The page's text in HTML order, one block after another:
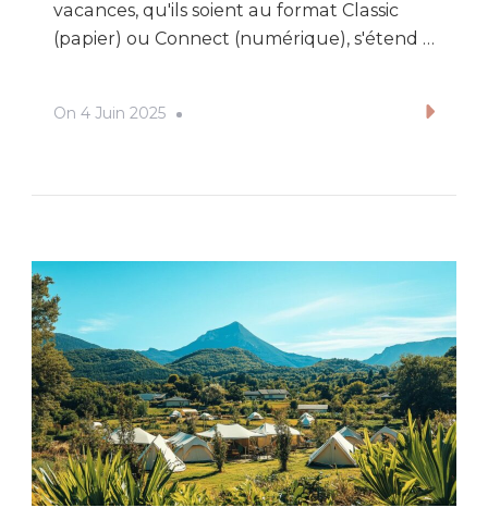
vacances, qu'ils soient au format Classic
(papier) ou Connect (numérique), s'étend …
On 4 Juin 2025